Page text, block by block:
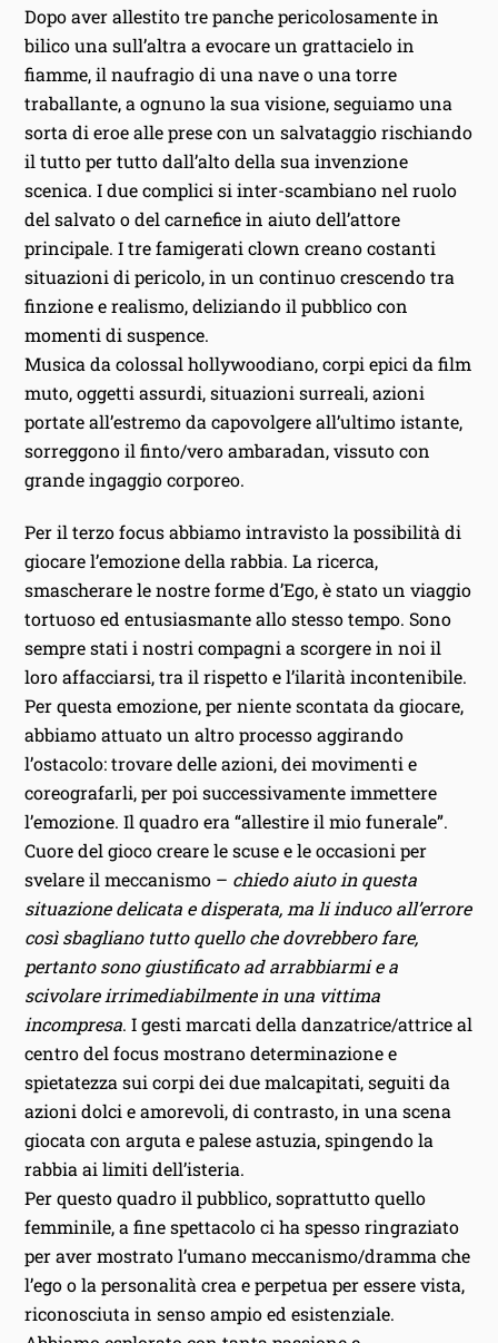
Dopo aver allestito tre panche pericolosamente in
bilico una sull’altra a evocare un grattacielo in
fiamme, il naufragio di una nave o una torre
traballante, a ognuno la sua visione, seguiamo una
sorta di eroe alle prese con un salvataggio rischiando
il tutto per tutto dall’alto della sua invenzione
scenica. I due complici si inter-scambiano nel ruolo
del salvato o del carnefice in aiuto dell’attore
principale. I tre famigerati clown creano costanti
situazioni di pericolo, in un continuo crescendo tra
finzione e realismo, deliziando il pubblico con
momenti di suspence.
Musica da colossal hollywoodiano, corpi epici da film
muto, oggetti assurdi, situazioni surreali, azioni
portate all’estremo da capovolgere all’ultimo istante,
sorreggono il finto/vero ambaradan, vissuto con
grande ingaggio corporeo.
Per il terzo focus abbiamo intravisto la possibilità di
giocare l’emozione della rabbia. La ricerca,
smascherare le nostre forme d’Ego, è stato un viaggio
tortuoso ed entusiasmante allo stesso tempo. Sono
sempre stati i nostri compagni a scorgere in noi il
loro affacciarsi, tra il rispetto e l’ilarità incontenibile.
Per questa emozione, per niente scontata da giocare,
abbiamo attuato un altro processo aggirando
l’ostacolo: trovare delle azioni, dei movimenti e
coreografarli, per poi successivamente immettere
l’emozione. Il quadro era “allestire il mio funerale”.
Cuore del gioco creare le scuse e le occasioni per
svelare il meccanismo – chiedo aiuto in questa
situazione delicata e disperata, ma li induco all’errore
così sbagliano tutto quello che dovrebbero fare,
pertanto sono giustificato ad arrabbiarmi e a
scivolare irrimediabilmente in una vittima
incompresa. I gesti marcati della danzatrice/attrice al
centro del focus mostrano determinazione e
spietatezza sui corpi dei due malcapitati, seguiti da
azioni dolci e amorevoli, di contrasto, in una scena
giocata con arguta e palese astuzia, spingendo la
rabbia ai limiti dell’isteria.
Per questo quadro il pubblico, soprattutto quello
femminile, a fine spettacolo ci ha spesso ringraziato
per aver mostrato l’umano meccanismo/dramma che
l’ego o la personalità crea e perpetua per essere vista,
riconosciuta in senso ampio ed esistenziale.